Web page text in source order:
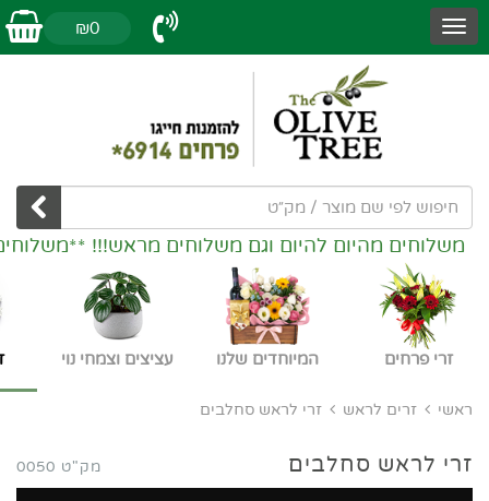
₪0
משלוחים מהיום להיום וגם משלוחים מראש!!!
זרי פרחים המיוחדים שלנו עציצים וצמחי נוי
ראשי זרים לראש זרי לראש סחלבים
זרי לראש סחלבים מק"ט 0050